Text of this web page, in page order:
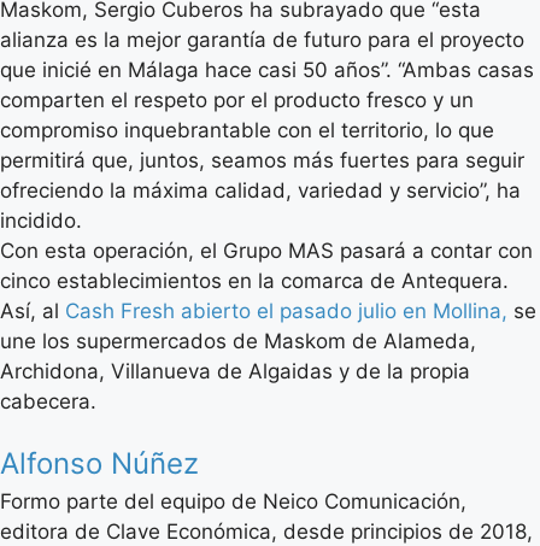
Maskom, Sergio Cuberos ha subrayado que “esta
alianza es la mejor garantía de futuro para el proyecto
que inicié en Málaga hace casi 50 años”. “Ambas casas
comparten el respeto por el producto fresco y un
compromiso inquebrantable con el territorio, lo que
permitirá que, juntos, seamos más fuertes para seguir
ofreciendo la máxima calidad, variedad y servicio”, ha
incidido.
Con esta operación, el Grupo MAS pasará a contar con
cinco establecimientos en la comarca de Antequera.
Así, al Cash Fresh abierto el pasado julio en Mollina, se
une los supermercados de Maskom de Alameda,
Archidona, Villanueva de Algaidas y de la propia
cabecera.
Alfonso Núñez
Formo parte del equipo de Neico Comunicación,
editora de Clave Económica, desde principios de 2018,